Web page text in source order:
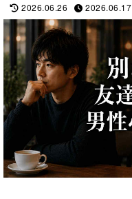
2026.06.26 2026.06.17